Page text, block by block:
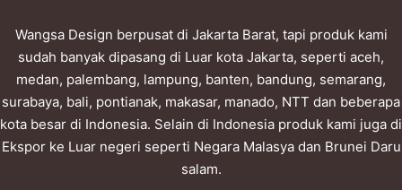
Wangsa Design berpusat di Jakarta Barat, tapi produk kami
sudah banyak dipasang di Luar kota Jakarta, seperti aceh,
medan, palembang, lampung, banten, bandung, semarang,
surabaya, bali, pontianak, makasar, manado, NTT dan beberapa
kota besar di Indonesia. Selain di Indonesia produk kami juga di
Ekspor ke Luar negeri seperti Negara Malasya dan Brunei Daru
salam.